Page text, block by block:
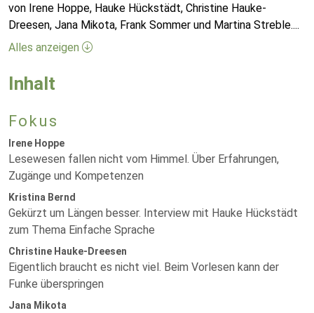
von Irene Hoppe, Hauke Hückstädt, Christine Hauke-
Dreesen, Jana Mikota, Frank Sommer und Martina Streble....
Alles anzeigen
Inhalt
Fokus
Irene Hoppe
Lesewesen fallen nicht vom Himmel. Über Erfahrungen,
Zugänge und Kompetenzen
Kristina Bernd
Gekürzt um Längen besser. Interview mit Hauke Hückstädt
zum Thema Einfache Sprache
Christine Hauke-Dreesen
Eigentlich braucht es nicht viel. Beim Vorlesen kann der
Funke überspringen
Jana Mikota